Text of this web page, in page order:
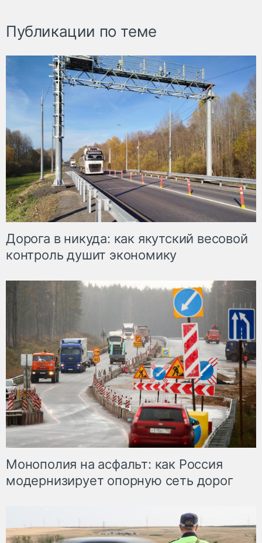
Публикации по теме
Дорога в никуда: как якутский весовой
контроль душит экономику
Монополия на асфальт: как Россия
модернизирует опорную сеть дорог